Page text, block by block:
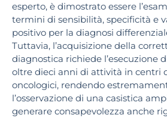
esperto, è dimostrato essere
termini di sensibilità, specificità e
positivo per la diagnosi
Tuttavia, l’acquisizione della
diagnostica richiede l’esecuzione
oltre dieci anni di attività in centri
oncologici, rendendo
l’osservazione di una casistica
generare consapevolezza anche